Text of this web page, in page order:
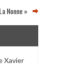
Nonne »
Xavier